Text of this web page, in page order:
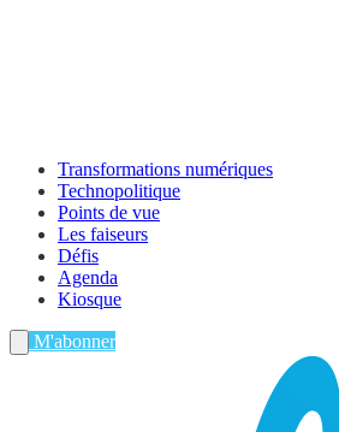
Transformations numériques
Technopolitique
Points de vue
Les faiseurs
Défis
Agenda
Kiosque
M'abonner